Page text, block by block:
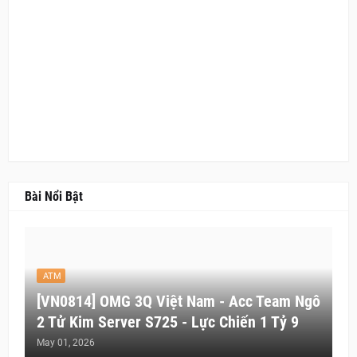
Bài Nổi Bật
ATM
[VN0814] OMG 3Q Việt Nam - Acc Team Ngô
2 Tử Kim Server S725 - Lực Chiến 1 Tỷ 9
May 01, 2026